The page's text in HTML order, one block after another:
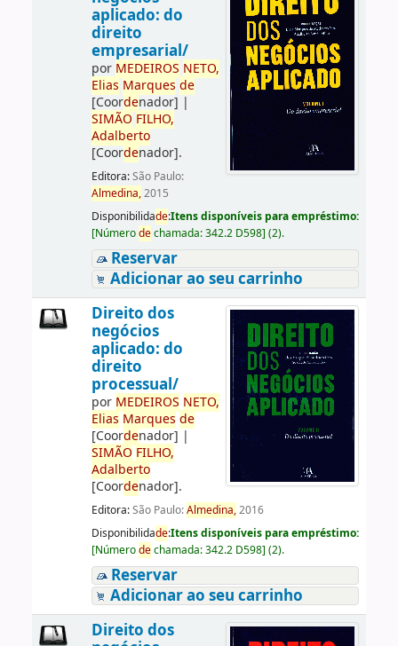
aplicado: do
direito
empresarial/
por MEDEIROS NETO,
Elias Marques de
[Coordenador] |
SIMÃO FILHO,
Adalberto
[Coordenador].
Editora:São Paulo:
Almedina,2015
Disponibilidade:Itens disponíveis para empréstimo:
[Númerodechamada:342.2 D598] (2).
Reservar
Adicionar ao seu carrinho
Direito dos
negócios
aplicado: do
direito
processual/
por MEDEIROS NETO,
Elias Marques de
[Coordenador] |
SIMÃO FILHO,
Adalberto
[Coordenador].
Editora:São Paulo:Almedina,2016
Disponibilidade:Itens disponíveis para empréstimo:
[Númerodechamada:342.2 D598] (2).
Reservar
Adicionar ao seu carrinho
Direito dos